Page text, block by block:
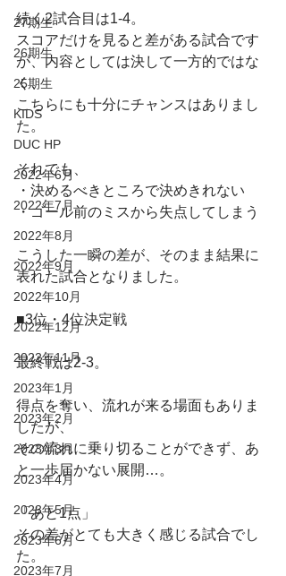
27期生
26期生
25期生
KIDS
DUC HP
2022年6月
2022年7月
2022年8月
2022年9月
2022年10月
2022年12月
2022年11月
2023年1月
2023年2月
2023年3月
2023年4月
2023年5月
2023年6月
2023年7月
続く2試合目は1-4。
スコアだけを見ると差がある試合です
が、内容としては決して一方的ではな
く、
こちらにも十分にチャンスはありまし
た。
それでも、
・決めるべきところで決めきれない
・ゴール前のミスから失点してしまう
こうした一瞬の差が、そのまま結果に
表れた試合となりました。
■3位・4位決定戦
最終戦は2-3。
得点を奪い、流れが来る場面もありま
したが、
その流れに乗り切ることができず、あ
と一歩届かない展開…。
「あと1点」
その差がとても大きく感じる試合でし
た。